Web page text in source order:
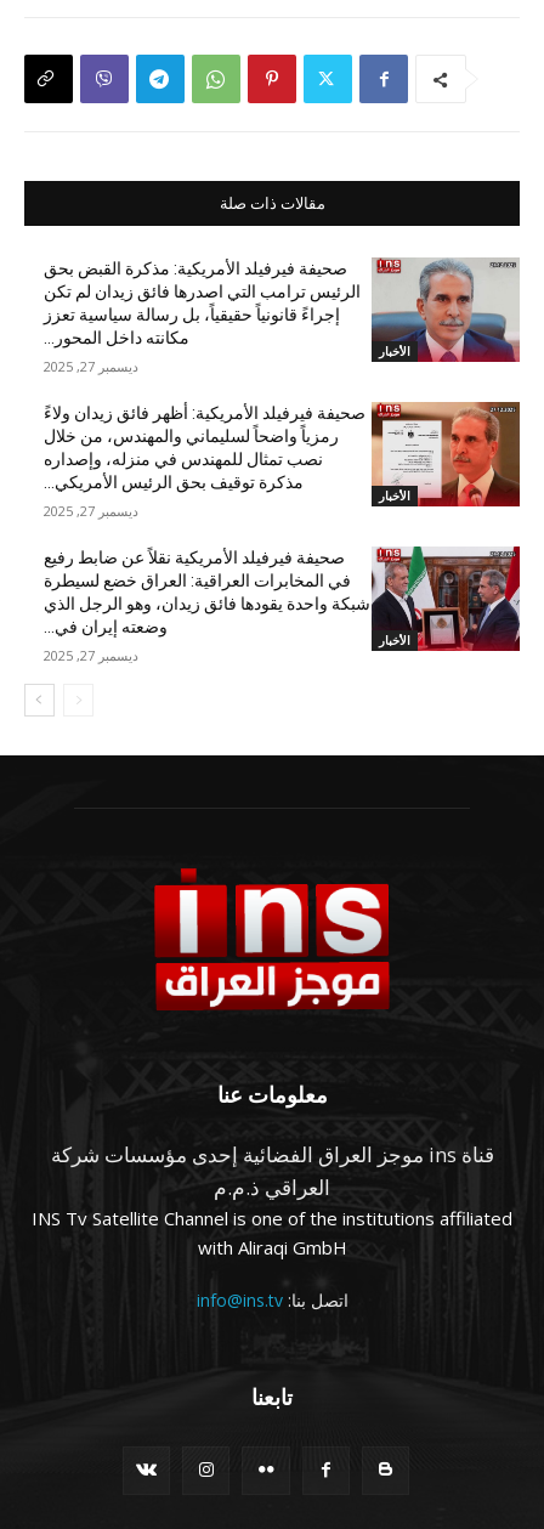
مقالات ذات صلة
الأخبار
صحيفة فيرفيلد الأمريكية: مذكرة القبض بحق
الرئيس ترامب التي اصدرها فائق زيدان لم تكن
إجراءً قانونياً حقيقياً، بل رسالة سياسية تعزز
مكانته داخل المحور...
ديسمبر 27, 2025
الأخبار
صحيفة فيرفيلد الأمريكية: أظهر فائق زيدان ولاءً
رمزياً واضحاً لسليماني والمهندس، من خلال
نصب تمثال للمهندس في منزله، وإصداره
مذكرة توقيف بحق الرئيس الأمريكي...
ديسمبر 27, 2025
الأخبار
صحيفة فيرفيلد الأمريكية نقلاً عن ضابط رفيع
في المخابرات العراقية: العراق خضع لسيطرة
شبكة واحدة يقودها فائق زيدان، وهو الرجل الذي
وضعته إيران في...
ديسمبر 27, 2025
معلومات عنا
قناة ins موجز العراق الفضائية إحدى مؤسسات شركة
العراقي ذ.م.م
INS Tv Satellite Channel is one of the institutions affiliated
with Aliraqi GmbH
اتصل بنا:info@ins.tv
تابعنا